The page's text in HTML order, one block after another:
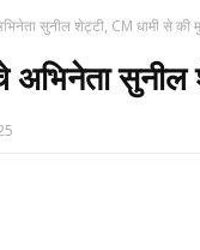
सुनील शेट्टी, CM धामी से की
अभिनेता